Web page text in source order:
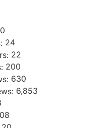
24
22
200
630
6,853